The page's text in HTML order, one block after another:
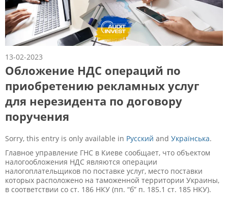
13-02-2023
Обложение НДС операций по
приобретению рекламных услуг
для нерезидента по договору
поручения
Sorry, this entry is only available in Русский and Українська.
Главное управление ГНС в Киеве сообщает, что объектом
налогообложения НДС являются операции
налогоплательщиков по поставке услуг, место поставки
которых расположено на таможенной территории Украины,
в соответствии со ст. 186 НКУ (пп. “б” п. 185.1 ст. 185 НКУ).